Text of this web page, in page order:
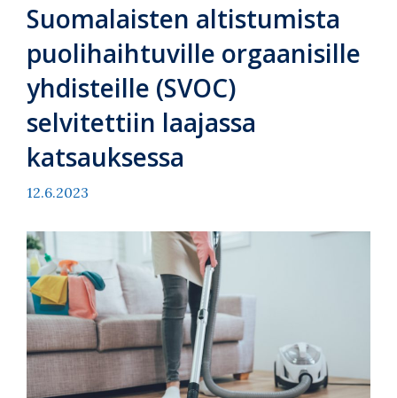
Suomalaisten altistumista
puolihaihtuville orgaanisille
yhdisteille (SVOC)
selvitettiin laajassa
katsauksessa
12.6.2023